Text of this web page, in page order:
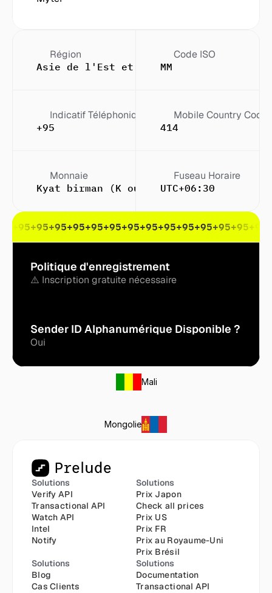
Région
Asie de l'Est et du Sud-Est
Code ISO
MM
Indicatif Téléphonique
+95
Mobile Country Code
414
Monnaie
Kyat birman (K ou Ks (pl.))
Fuseau Horaire
UTC+06:30
+95+95+95+95+95+95+95+95+95+95+95+95+95+95
Politique d'enregistrement
⚠️ Inscription gratuite nécessaire
Sender ID Alphanumérique Disponible ?
Oui
Mali
Mongolie
Solutions
Verify API
Transactional API
Watch API
Intel
Notify
Solutions
Prix Japon
Check all prices
Prix US
Prix FR
Prix au Royaume-Uni
Prix Brésil
Solutions
Blog
Cas Clients
Solutions
Documentation
Transactional API